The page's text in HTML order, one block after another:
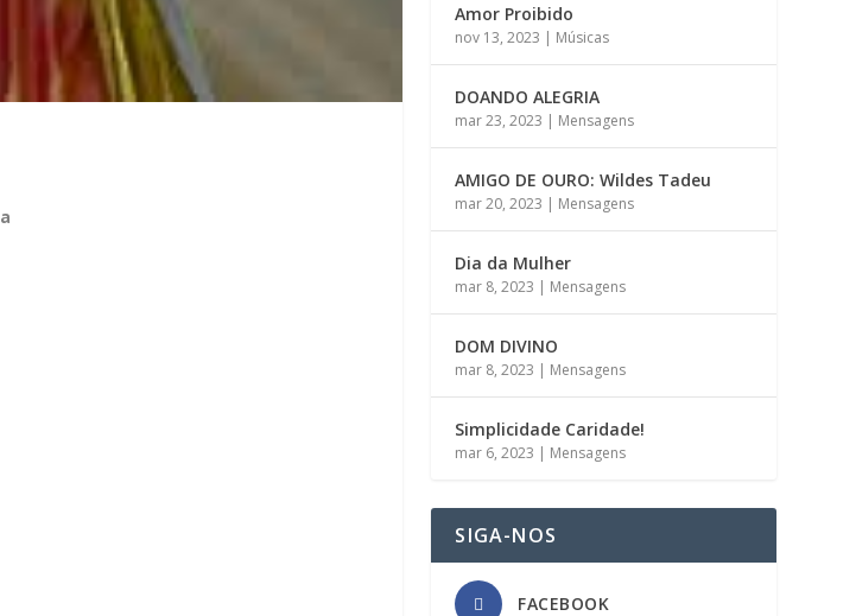
Amor Proibido
nov 13, 2023 | Músicas
DOANDO ALEGRIA
mar 23, 2023 | Mensagens
AMIGO DE OURO: Wildes Tadeu
mar 20, 2023 | Mensagens
Dia da Mulher
mar 8, 2023 | Mensagens
DOM DIVINO
mar 8, 2023 | Mensagens
Simplicidade Caridade!
mar 6, 2023 | Mensagens
SIGA-NOS
FACEBOOK